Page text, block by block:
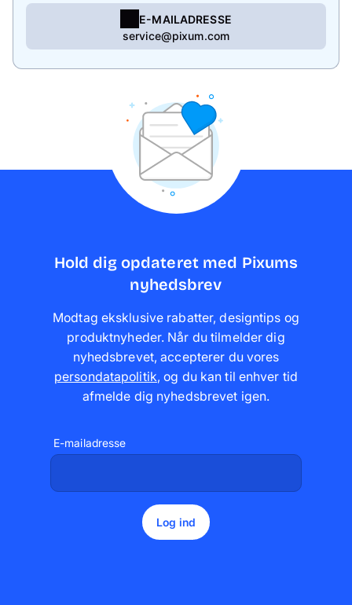
E-MAILADRESSE
service@pixum.com
Hold dig opdateret med Pixums
nyhedsbrev
Modtag eksklusive rabatter, designtips og
produktnyheder. Når du tilmelder dig
nyhedsbrevet, accepterer du vores
persondatapolitik,og du kan til enhver tid
afmelde dig nyhedsbrevet igen.
E-mailadresse
Log ind